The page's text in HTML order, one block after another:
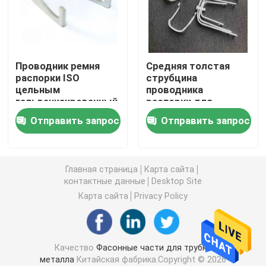
Поднос кабеля металла
Аксессуары подноса кабеля
Распределительная коробка металла
Струбцина крюка трубы
Пластиковый протектор трубки
Гальванизированная струбцина трубы
Проводник ремня
распорки ISO
цельным
гальванизированный
металлом
связывает
доказательство
Отправить запрос
Средняя толстая
струбцина
проводника
распорки для
продевать нитку
размывание труб
устойчивое
Отправить запрос
Главная страница
Карта сайта
контактные данные
Desktop Site
Карта сайта
Privacy Policy
Качество Фасонные части для трубки
металла Китайская фабрика.Copyright © 2026